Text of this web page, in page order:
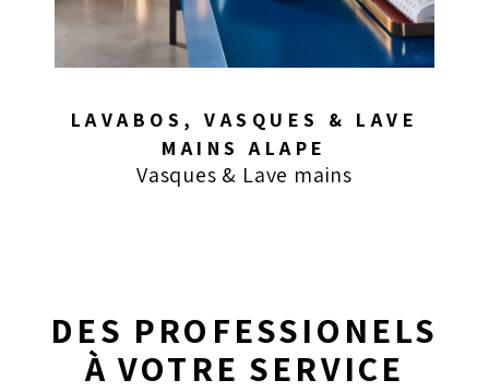
LAVABOS, VASQUES & LAVE
MAINS ALAPE
Vasques & Lave mains
DES PROFESSIONELS
À VOTRE SERVICE